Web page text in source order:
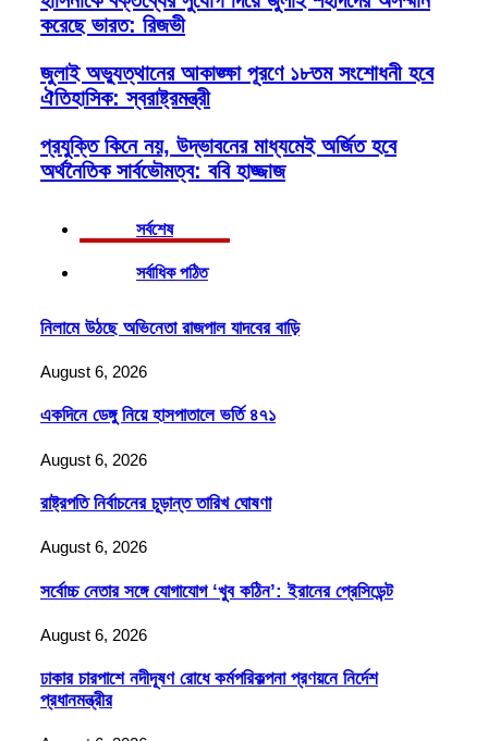
করেছে ভারত: রিজভী
জুলাই অভ্যুত্থানের আকাঙ্ক্ষা পূরণে ১৮তম সংশোধনী হবে
ঐতিহাসিক: স্বরাষ্ট্রমন্ত্রী
প্রযুক্তি কিনে নয়, উদ্ভাবনের মাধ্যমেই অর্জিত হবে
অর্থনৈতিক সার্বভৌমত্ব: ববি হাজ্জাজ
সর্বশেষ
সর্বাধিক পঠিত
নিলামে উঠছে অভিনেতা রাজপাল যাদবের বাড়ি
August 6, 2026
একদিনে ডেঙ্গু নিয়ে হাসপাতালে ভর্তি ৪৭১
August 6, 2026
রাষ্ট্রপতি নির্বাচনের চূড়ান্ত তারিখ ঘোষণা
August 6, 2026
সর্বোচ্চ নেতার সঙ্গে যোগাযোগ ‘খুব কঠিন’: ইরানের প্রেসিডেন্ট
August 6, 2026
ঢাকার চারপাশে নদীদূষণ রোধে কর্মপরিকল্পনা প্রণয়নে নির্দেশ
প্রধানমন্ত্রীর